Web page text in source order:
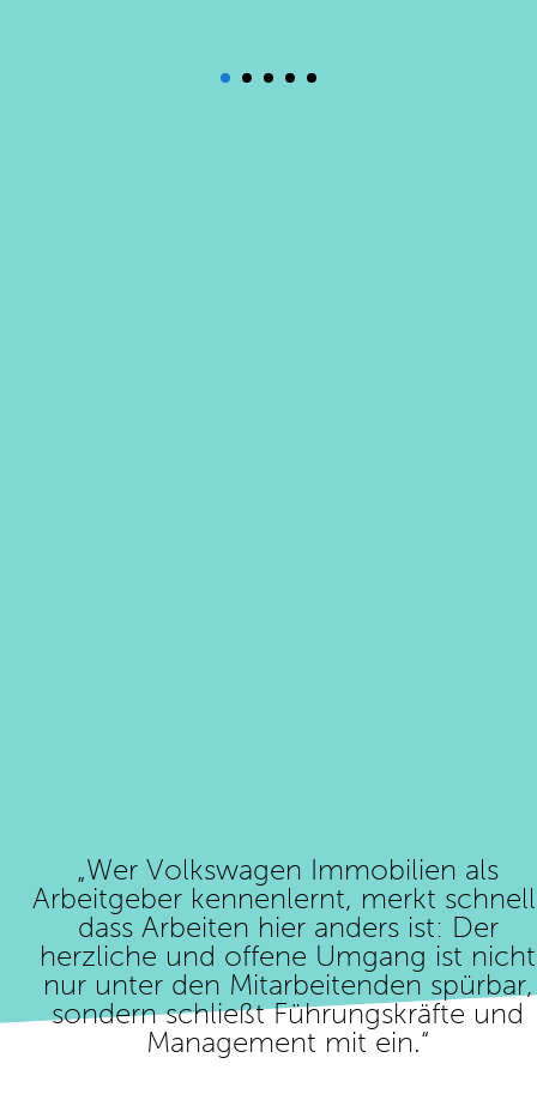
„Wer Volkswagen Immobilien als
Arbeitgeber kennenlernt, merkt
dass Arbeiten hier anders ist: Der
herzliche und offene Umgang ist nicht
nur unter den Mitarbeitenden spürbar,
sondern schließt Führungskräfte und
Management mit ein.“